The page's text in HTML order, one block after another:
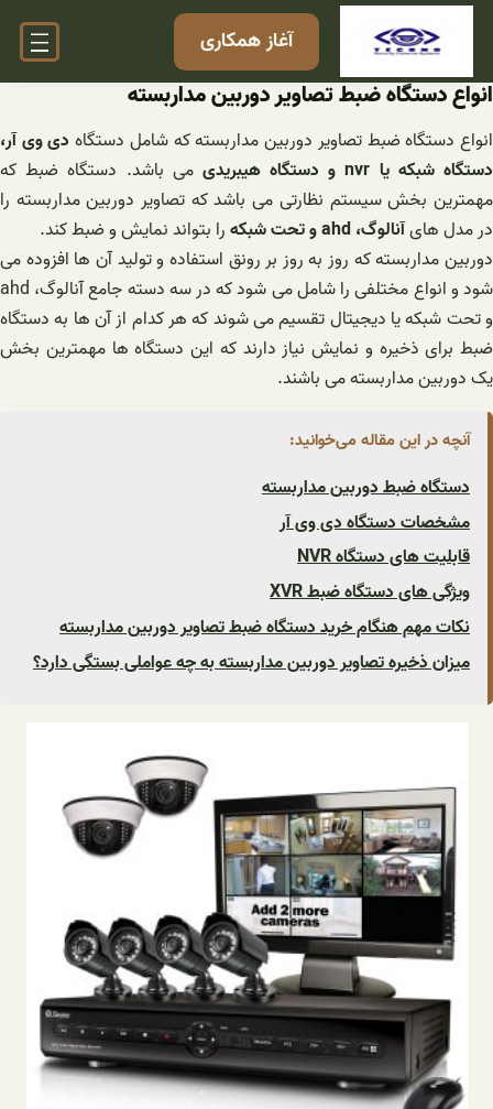
رفتن
آغاز همکاری
انواع دستگاه ضبط تصاویر دوربین مداربسته
انواع دستگاه ضبط تصاویر دوربین مداربسته که شامل دستگاه دی وی آر،
دستگاه شبکه یا nvr و دستگاه هیبریدی
می باشد. دستگاه ضبط که
مهمترین بخش سیستم نظارتی می باشد که تصاویر دوربین مداربسته را
در مدل هایآنالوگ، ahd و تحت شبکه
را بتواند نمایش و ضبط کند.
دوربین مداربسته که روز به روز بر رونق استفاده و تولید آن ها افزوده می
شود و انواع مختلفی را شامل می شود که در سه دسته جامع آنالوگ، ahd
و تحت شبکه یا دیجیتال تقسیم می شوند که هر کدام از آن ها به دستگاه
ضبط برای ذخیره و نمایش نیاز دارند که این دستگاه ها مهمترین بخش
یک دوربین مداربسته می باشند.
آنچه در این مقاله می‌خوانید:
دستگاه ضبط دوربین مداربسته
مشخصات دستگاه دی وی آر
قابلیت های دستگاه NVR
ویژگی های دستگاه ضبط XVR
نکات مهم هنگام خرید دستگاه ضبط تصاویر دوربین مداربسته
میزان ذخیره تصاویر دوربین مداربسته به چه عواملی بستگی دارد؟